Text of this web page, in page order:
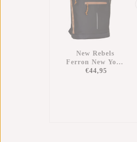
New Rebels
Ferron New York
Rolltop Rucksack
€44,95